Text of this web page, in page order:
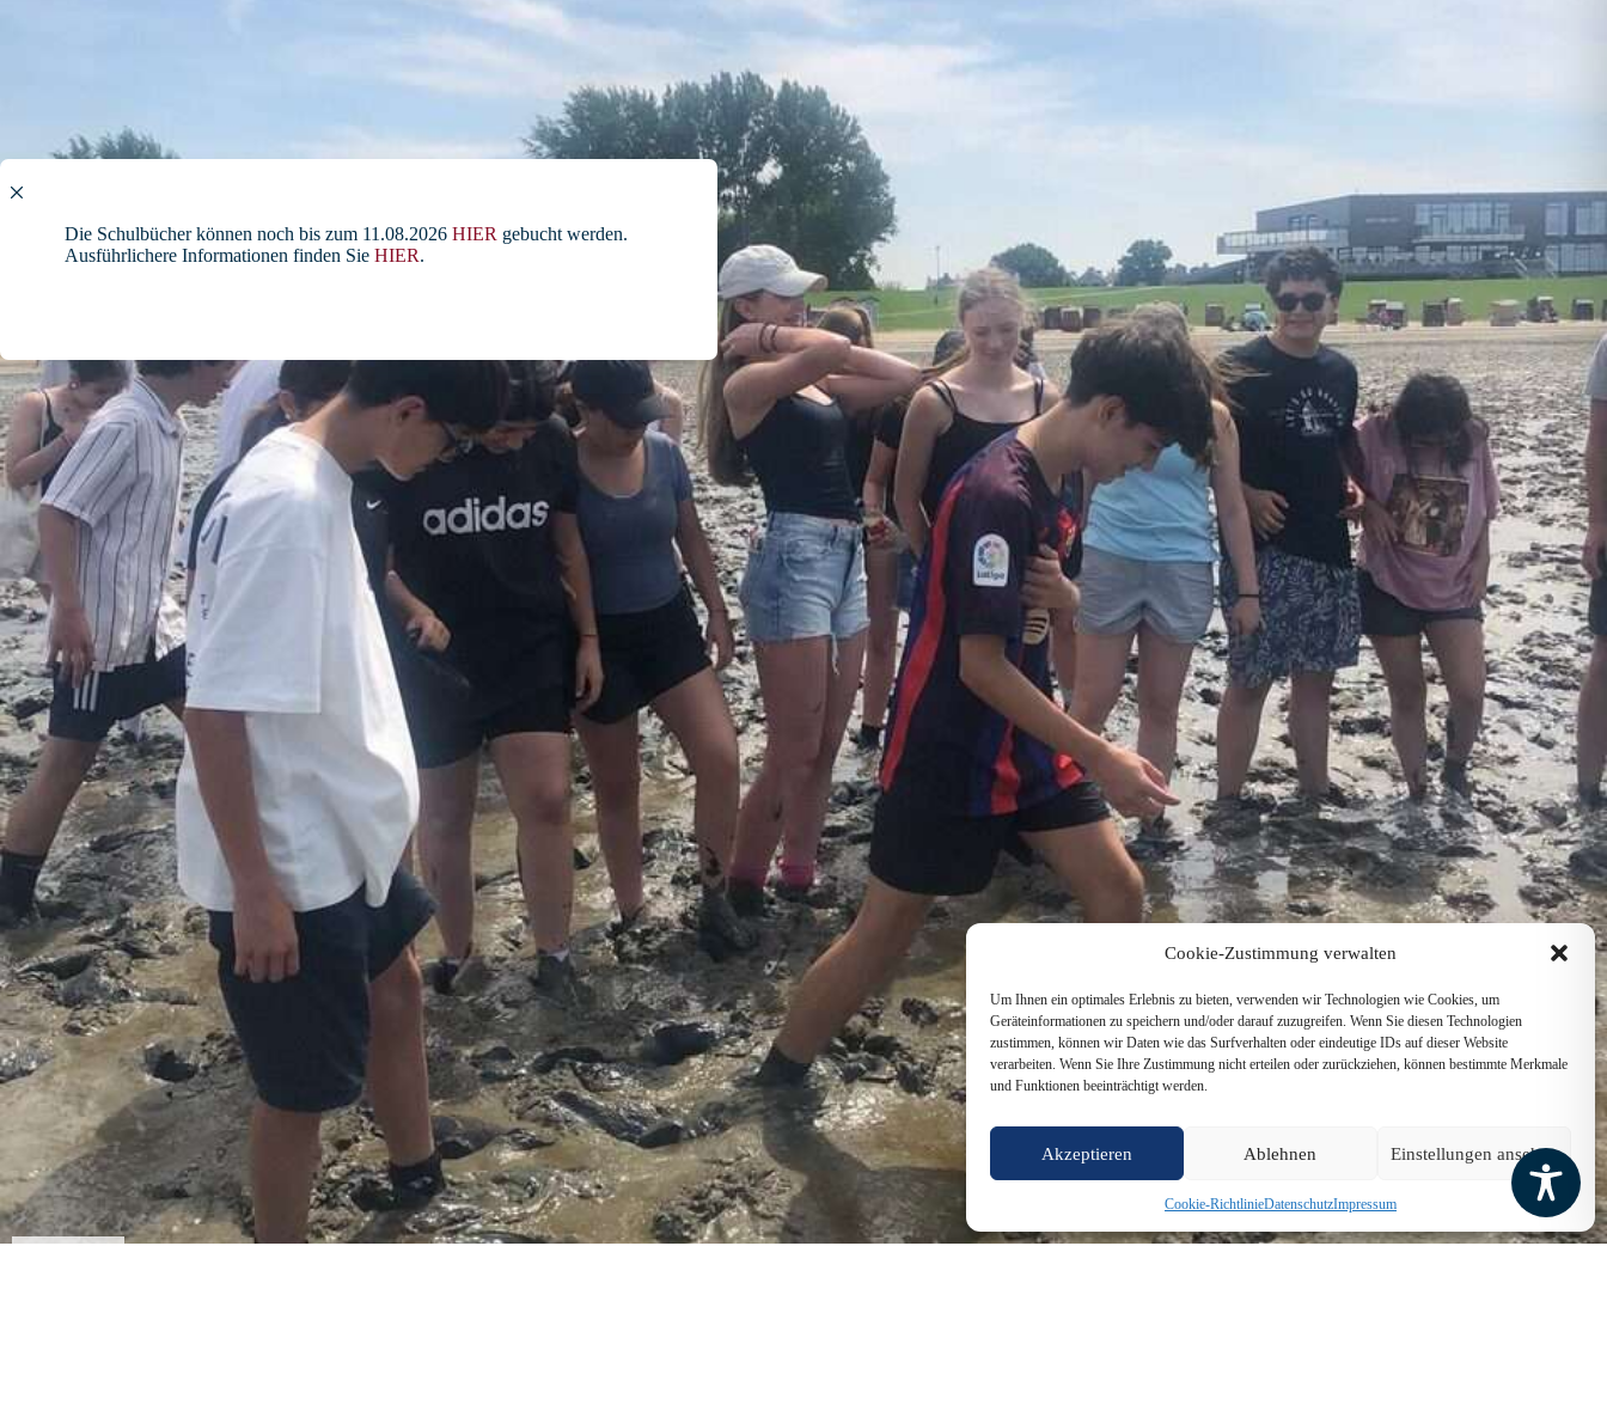
Cookie-Zustimmung verwalten
Um Ihnen ein optimales Erlebnis zu bieten, verwenden wir Technologien wie Cookies, um
Geräteinformationen zu speichern und/oder darauf zuzugreifen. Wenn Sie diesen Technologien
zustimmen, können wir Daten wie das Surfverhalten oder eindeutige IDs auf dieser Website
verarbeiten. Wenn Sie Ihre Zustimmung nicht erteilen oder zurückziehen, können bestimmte Merkmale
und Funktionen beeinträchtigt werden.
Akzeptieren Ablehnen Einstellungen ansehen
Cookie-RichtlinieDatenschutzImpressum
Die Schulbücher können noch bis zum 11.08.2026 HIER gebucht werden.
Ausführlichere Informationen finden Sie HIER.